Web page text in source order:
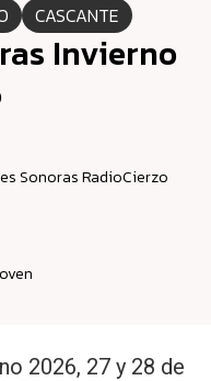
CASCANTE
Invierno
Sonoras RadioCierzo
2026, 27 y 28 de